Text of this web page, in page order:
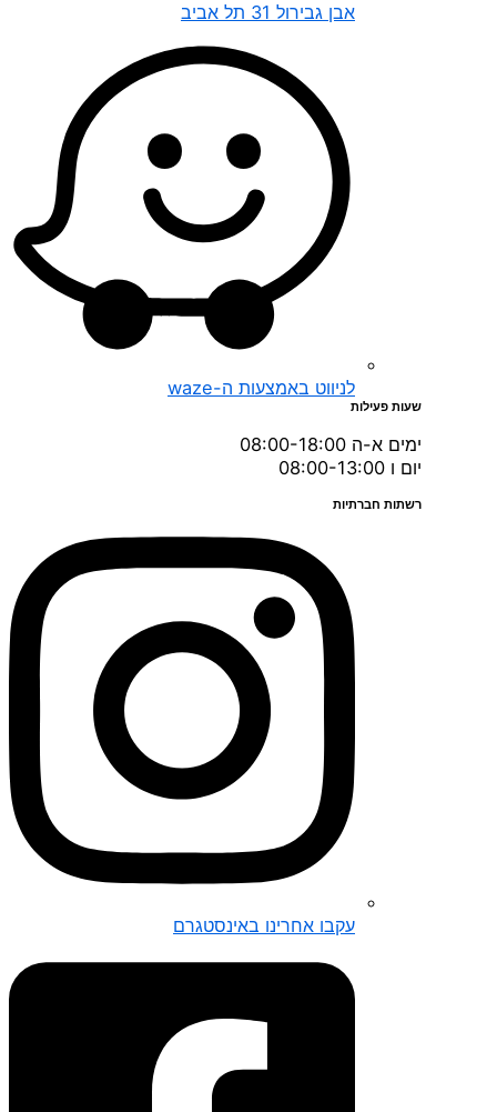
אבן גבירול 31 תל אביב
לניווט באמצעות ה-waze
שעות פעילות
ימים א-ה 08:00-18:00
יום ו 08:00-13:00
רשתות חברתיות
עקבו אחרינו באינסטגרם